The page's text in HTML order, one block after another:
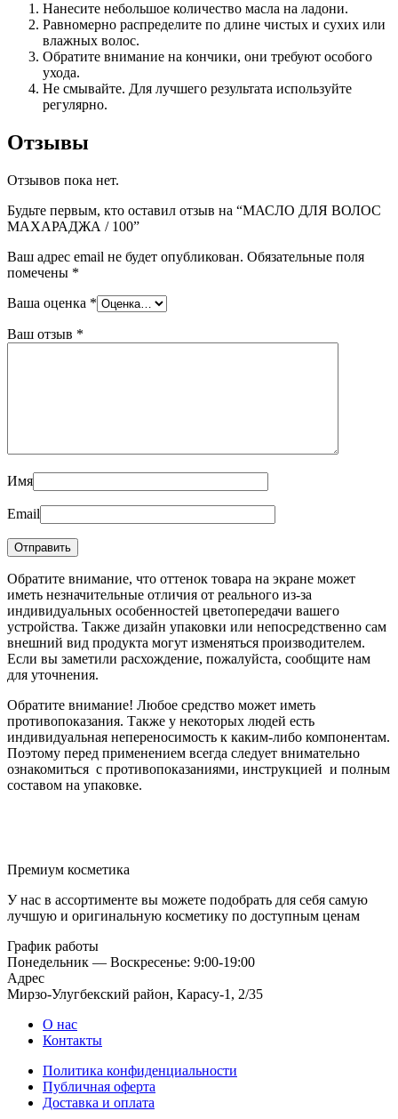
Нанесите небольшое количество масла на ладони.
Равномерно распределите по длине чистых и сухих или
влажных волос.
Обратите внимание на кончики, они требуют особого
ухода.
Не смывайте. Для лучшего результата используйте
регулярно.
Отзывы
Отзывов пока нет.
Будьте первым, кто оставил отзыв на “МАСЛО ДЛЯ ВОЛОС
МАХАРАДЖА / 100”
Ваш адрес email не будет опубликован. Обязательные поля
помечены *
Ваша оценка *
Ваш отзыв *
Имя
Email
Обратите внимание, что оттенок товара на экране может
иметь незначительные отличия от реального из-за
индивидуальных особенностей цветопередачи вашего
устройства. Также дизайн упаковки или непосредственно сам
внешний вид продукта могут изменяться производителем.
Если вы заметили расхождение, пожалуйста, сообщите нам
для уточнения.
Обратите внимание! Любое средство может иметь
противопоказания. Также у некоторых людей есть
индивидуальная непереносимость к каким-либо компонентам.
Поэтому перед применением всегда следует внимательно
ознакомиться с противопоказаниями, инструкцией и полным
составом на упаковке.
Премиум косметика
У нас в ассортименте вы можете подобрать для себя самую
лучшую и оригинальную косметику по доступным ценам
График работы
Понедельник — Воскресенье: 9:00-19:00
Адрес
Мирзо-Улугбекский район, Карасу-1, 2/35
О нас
Контакты
Политика конфиденциальности
Публичная оферта
Доставка и оплата